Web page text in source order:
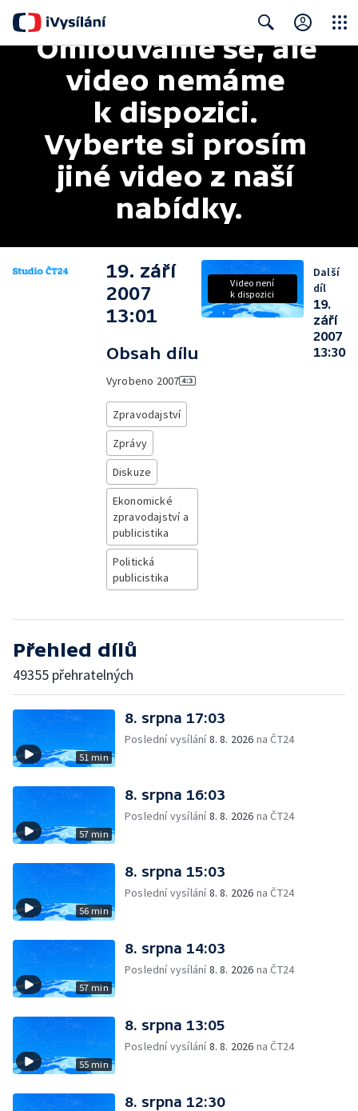
Search
Omlouváme se, ale
video nemáme
k dispozici.
Vyberte si prosím
jiné video z naší
nabídky.
19. září
2007
13:01
Obsah dílu
Vyrobeno 2007
Zpravodajství
Zprávy
Diskuze
Ekonomické
zpravodajství a
publicistika
Politická
publicistika
Video není
k dispozici
Další
díl
19.
září
2007
13:30
Přehled dílů
49355 přehratelných
51 min
8. srpna 17:03
Poslední vysílání8. 8. 2026 na ČT24
57 min
8. srpna 16:03
Poslední vysílání8. 8. 2026 na ČT24
56 min
8. srpna 15:03
Poslední vysílání8. 8. 2026 na ČT24
57 min
8. srpna 14:03
Poslední vysílání8. 8. 2026 na ČT24
55 min
8. srpna 13:05
Poslední vysílání8. 8. 2026 na ČT24
8. srpna 12:30